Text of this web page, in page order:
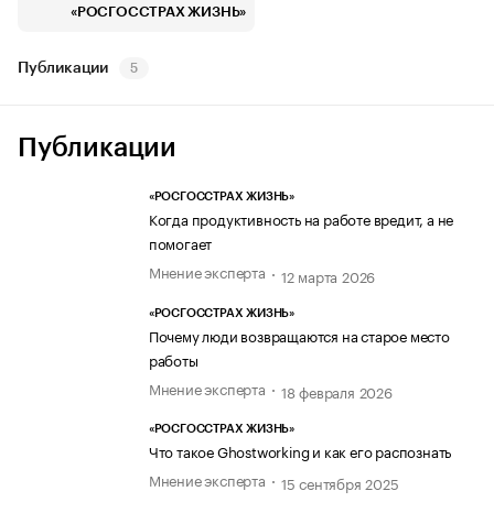
«РОСГОССТРАХ ЖИЗНЬ»
Публикации 5
Публикации
«РОСГОССТРАХ ЖИЗНЬ»
Когда продуктивность на работе вредит, а не
помогает
Мнение эксперта
12 марта 2026
«РОСГОССТРАХ ЖИЗНЬ»
Почему люди возвращаются на старое место
работы
Мнение эксперта
18 февраля 2026
«РОСГОССТРАХ ЖИЗНЬ»
Что такое Ghostworking и как его распознать
Мнение эксперта
15 сентября 2025